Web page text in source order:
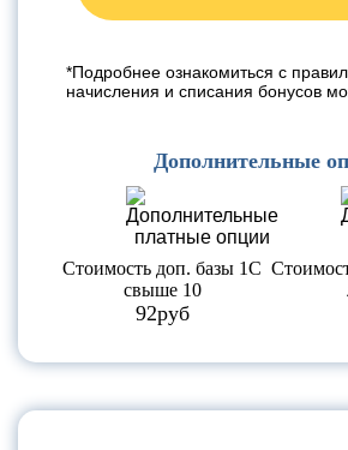
*Подробнее ознакомиться с
начисления и списания бонусов
Дополнительные
Стоимость доп. базы 1С
свыше 10
92руб